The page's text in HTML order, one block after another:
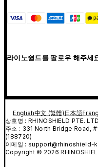
라이노쉴드를 팔로우 해주세
English中文 (繁體) 日本語
상호명 : RHINOSHIELD PTE.
주소 : 331 North Bridge Road,
(188720)
이메일 : support@rhinoshield-
Copyright © 2026